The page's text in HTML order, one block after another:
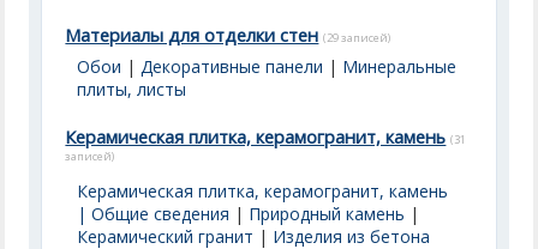
Материалы для отделки стен (29 записей)
Обои |Декоративные панели | Минеральные
плиты, листы
Керамическая плитка, керамогранит, камень (31
записей)
Керамическая плитка, керамогранит, камень
| Общие сведения | Природный камень |
Керамический гранит | Изделия из бетона